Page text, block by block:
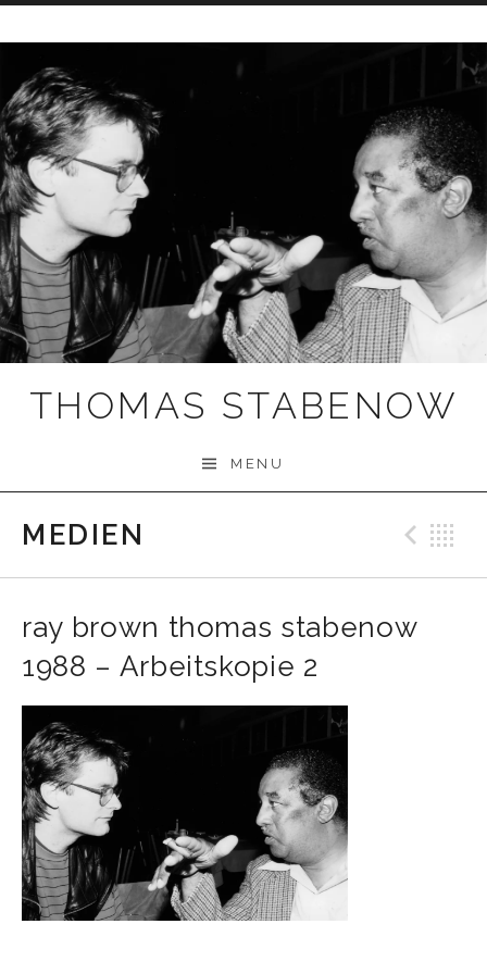
to
content
THOMAS STABENOW
MENU
MEDIEN
ray brown thomas stabenow
1988 – Arbeitskopie 2